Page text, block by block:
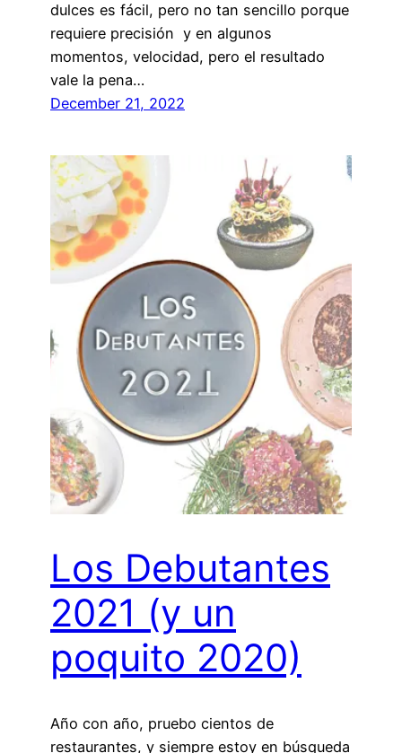
dulces es fácil, pero no tan sencillo porque
requiere precisión y en algunos
momentos, velocidad, pero el resultado
vale la pena…
December 21, 2022
Los Debutantes
2021 (y un
poquito 2020)
Año con año, pruebo cientos de
restaurantes, y siempre estoy en búsqueda